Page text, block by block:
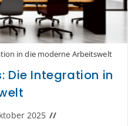
in die moderne Arbeitswelt
Die Integration in
2025